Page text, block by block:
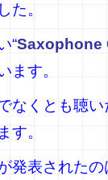
た。
“Saxophone
ます。
なくとも聴
す。
発表されたの